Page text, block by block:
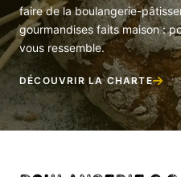
faire de la boulangerie-
gourmandises faits maison :
vous ressemble.
DÉCOUVRIR LA CHARTE